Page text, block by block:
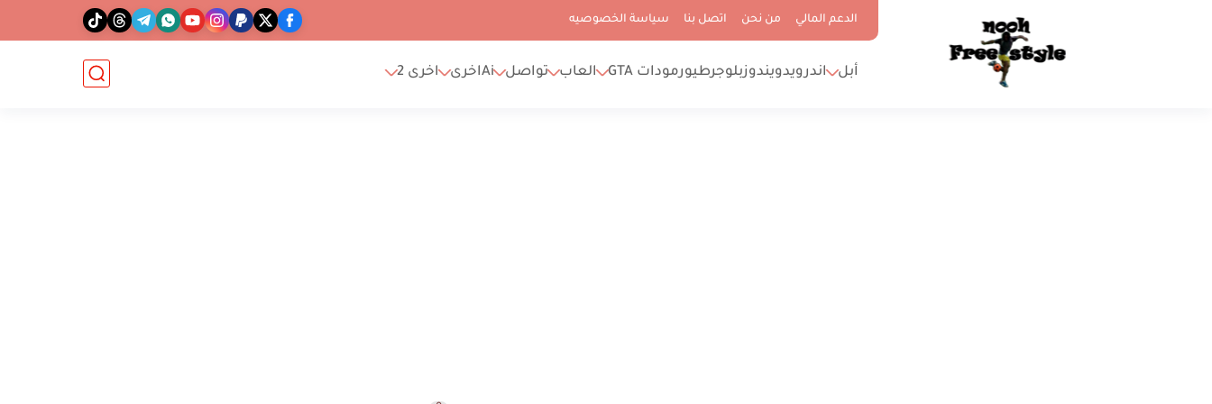
الدعم المالي من نحن اتصل بنا سياسة الخصوصيه
أبل اندرويدويندوزبلوجرطيورمودات GTA العاب تواصل Aiاخرى اخرى 2